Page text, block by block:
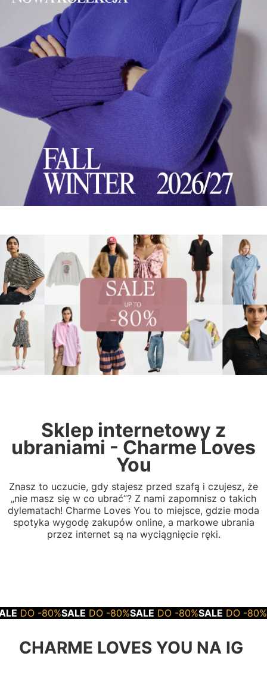
Sklep internetowy z
ubraniami - Charme Loves
You
Znasz to uczucie, gdy stajesz przed szafą i czujesz, że
„nie masz się w co ubrać”? Z nami zapomnisz o takich
dylematach! Charme Loves You to miejsce, gdzie moda
spotyka wygodę zakupów online, a markowe ubrania
przez internet są na wyciągnięcie ręki.
SALE DO -80%SALE DO -80%SALE DO -80%SALE DO -
CHARME LOVES YOU NA IG